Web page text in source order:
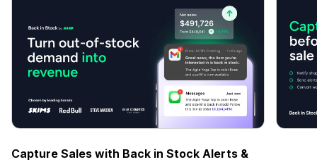
Capture Sales with Back in Stock Alerts &